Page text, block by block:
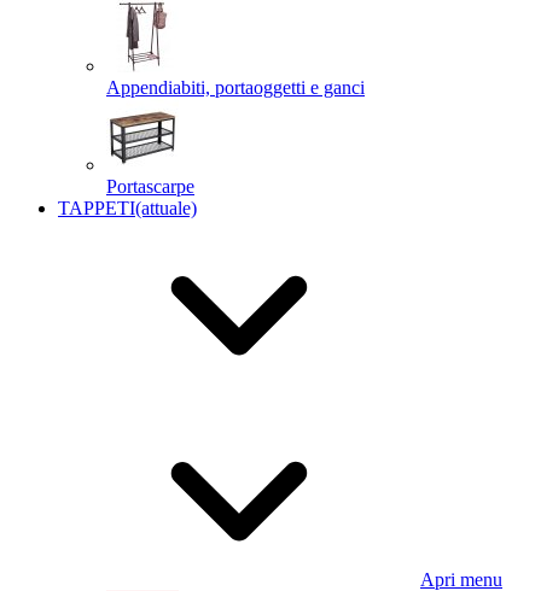
Appendiabiti, portaoggetti e ganci
Portascarpe
TAPPETI(attuale)
Apri menu